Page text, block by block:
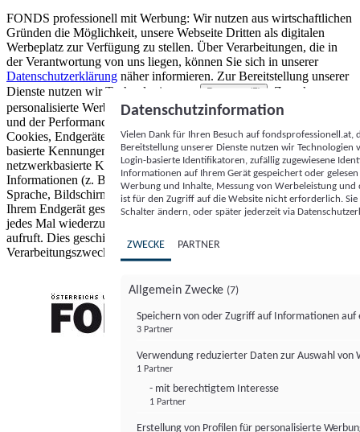
FONDS professionell mit Werbung: Wir nutzen aus wirtschaftlichen
Gründen die Möglichkeit, unsere Webseite Dritten als digitalen
Werbeplatz zur Verfügung zu stellen. Über Verarbeitungen, die in
der Verantwortung von uns liegen, können Sie sich in unserer
Datenschutzerklärung näher informieren. Zur Bereitstellung unserer
Dienste nutzen wir Technologien von
Partnern (5)
. Zwecke:
personalisierte Werbung und Inhalte, Messung von Werbeleistung
und der Performance von Inhalten sowie Zielgruppenforschung.
Cookies, Endgeräte- oder ähnliche Online-Kennungen (z. B. login-
basierte Kennungen, zufällig generierte Kennungen,
netzwerkbasierte Kennungen) können zusammen mit anderen
Informationen (z. B. Browsertyp und Browserinformationen,
Sprache, Bildschirmgröße, unterstützte Technologien usw.) auf
Ihrem Endgerät gespeichert oder von dort ausgelesen werden, um es
jedes Mal wiederzuerkennen, wenn es eine App oder einer Webseite
aufruft. Dies geschieht für einen oder mehrere der hier aufgeführten
Verarbeitungszwecke.
Datenschutzinformation
Vielen Dank für Ihren Besuch auf
Bereitstellung unserer Dienste nutzen wir Technologien
Login-basierte Identifikatoren, zufällig zugewiesene
Informationen auf Ihrem Gerät gespeichert oder
Werbung und Inhalte, Messung von Werbeleistung
ist für den Zugriff auf die Website nicht erforderlich.
Schalter ändern, oder später jederzeit via
ZWECKE PARTNER
Allgemein Zwecke (7)
Speichern von oder Zugriff auf Informationen auf
3 Partner
Verwendung reduzierter Daten zur Auswahl von
1 Partner
- mit berechtigtem Interesse
1 Partner
Erstellung von Profilen für personalisierte
FONDS professionell